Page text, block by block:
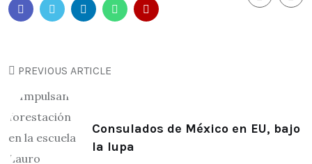
PREVIOUS ARTICLE
Consulados de México en EU, bajo
la lupa